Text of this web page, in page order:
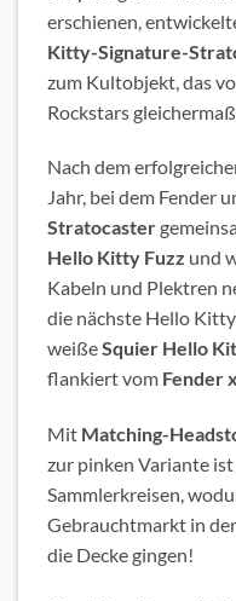
erschienen,
Kitty-Signature-
zum Kultobjekt, das
Rockstars
Nach dem
Jahr, bei dem Fender
Stratocaster
Hello Kitty Fuzz und
Kabeln und Plektren
die nächste Hello
weißeSquier Hello
flankiert vom Fender x
Mit Matching-
zur pinken Variante
Sammlerkreisen,
Gebrauchtmarkt in
die Decke gingen!